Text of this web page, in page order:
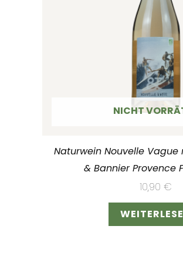
NICHT
Naturwein Nouvelle Vague
& Bannier Provence
10,90 €